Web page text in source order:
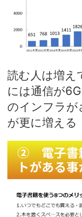
読む人は増え
には通信が
のインフラが
が更に増える
② 電子書
トがある